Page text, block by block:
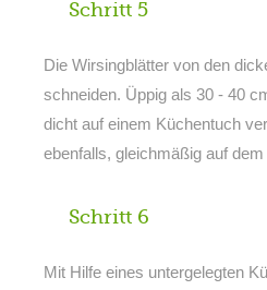
Schritt 5
Die Wirsingblätter von den
schneiden. Üppig als 30 - 40
dicht auf einem Küchentuch
ebenfalls, gleichmäßig auf
Schritt 6
Mit Hilfe eines untergelegten